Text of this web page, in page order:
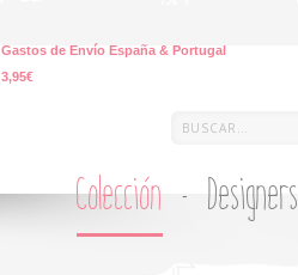
Gastos de Envío España & Portugal
3,95€
Colección Designers